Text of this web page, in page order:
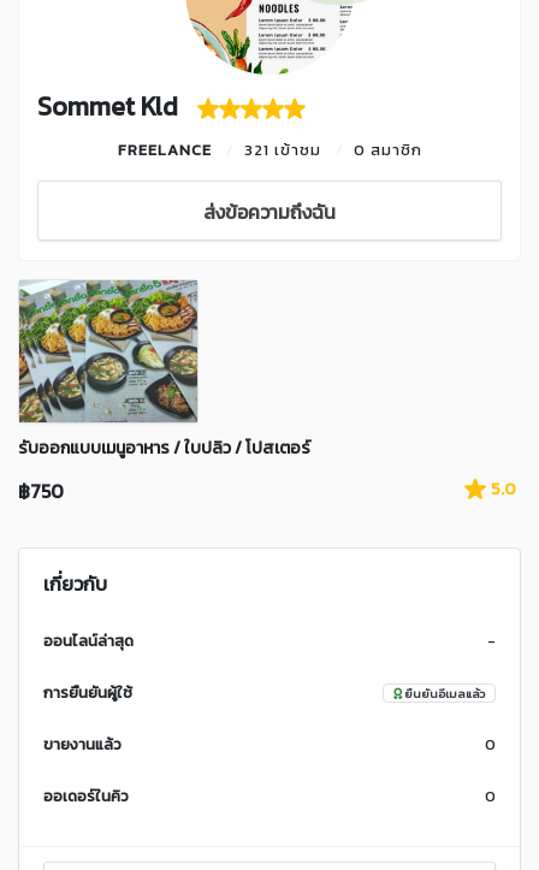
Sommet Kld
FREELANCE 321 เข้าชม 0 สมาชิก
ส่งข้อความถึงฉัน
รับออกแบบเมนูอาหาร / ใบปลิว / โปสเตอร์
฿750 5.0
เกี่ยวกับ
ออนไลน์ล่าสุด -
การยืนยันผู้ใช้ ยืนยันอีเมลแล้ว
ขายงานแล้ว 0
ออเดอร์ในคิว 0